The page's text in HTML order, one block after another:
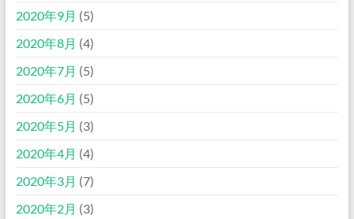
2020年9月 (5)
2020年8月 (4)
2020年7月 (5)
2020年6月 (5)
2020年5月 (3)
2020年4月 (4)
2020年3月 (7)
2020年2月 (3)